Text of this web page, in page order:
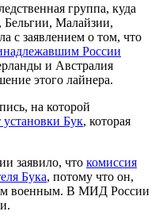
группа, куда
Бельгии, Малайзии,
с заявлением о том, что
России
и Австралия
этого лайнера.
на которой
Бук, которая
заявило, что комиссия
Бука, потому что он,
военным. В МИД России